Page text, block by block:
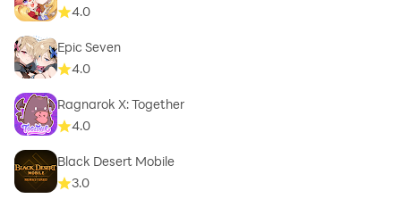
4.0
Epic Seven
4.0
Ragnarok X: Together
4.0
Black Desert Mobile
3.0